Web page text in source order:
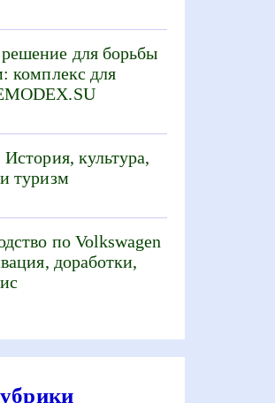
для борьбы
комплекс для
культура,
туризм
по Volkswagen
доработки,